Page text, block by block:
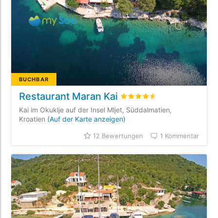
BUCHBAR
Restaurant Maran Kai bewertet4.5
Kai im Okuklje auf der Insel Mljet, Süddalmatien,
Kroatien (Auf der Karte anzeigen)
12 Bewertungen 1 Kommentar